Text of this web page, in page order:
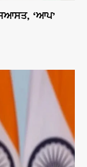
‘ਆਪ’